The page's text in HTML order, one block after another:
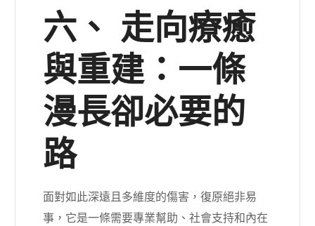
六、 走向療癒
與重建：一條
漫長卻必要的
路
面對如此深遠且多維度的傷害，復原絕非易
事，它是一條需要專業幫助、社會支持和內在